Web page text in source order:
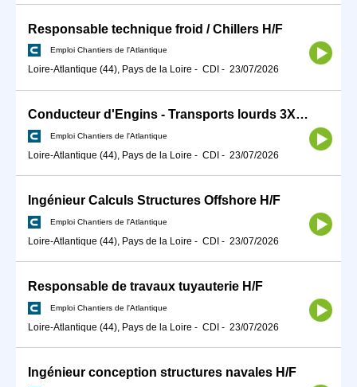
Responsable technique froid / Chillers H/F
Emploi Chantiers de l'Atlantique
Loire-Atlantique (44), Pays de la Loire - CDI - 23/07/2026
Conducteur d'Engins - Transports lourds 3X8 H/F
Emploi Chantiers de l'Atlantique
Loire-Atlantique (44), Pays de la Loire - CDI - 23/07/2026
Ingénieur Calculs Structures Offshore H/F
Emploi Chantiers de l'Atlantique
Loire-Atlantique (44), Pays de la Loire - CDI - 23/07/2026
Responsable de travaux tuyauterie H/F
Emploi Chantiers de l'Atlantique
Loire-Atlantique (44), Pays de la Loire - CDI - 23/07/2026
Ingénieur conception structures navales H/F